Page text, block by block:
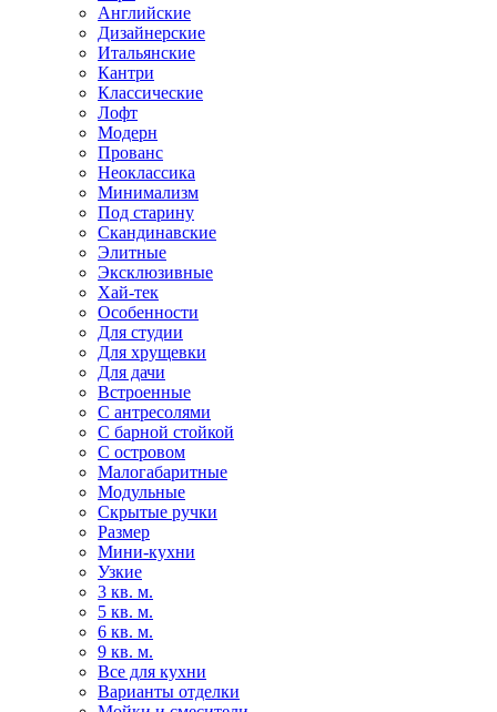
Английские
Дизайнерские
Итальянские
Кантри
Классические
Лофт
Модерн
Прованс
Неоклассика
Минимализм
Под старину
Скандинавские
Элитные
Эксклюзивные
Хай-тек
Особенности
Для студии
Для хрущевки
Для дачи
Встроенные
С антресолями
С барной стойкой
С островом
Малогабаритные
Модульные
Скрытые ручки
Размер
Мини-кухни
Узкие
3 кв. м.
5 кв. м.
6 кв. м.
9 кв. м.
Все для кухни
Варианты отделки